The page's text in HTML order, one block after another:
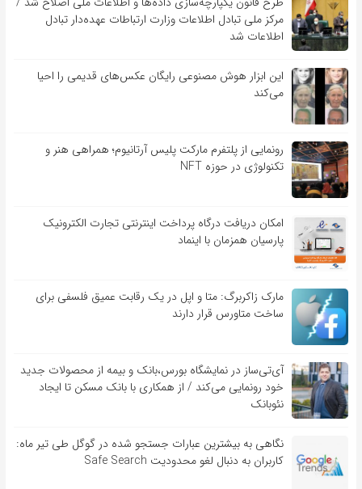
مرکز ملی تبادل اطلاعات وزارت ارتباطات عهده‌دار تبادل
اطلاعات شد
این ابزار هوش مصنوعی رایگان عکس‌های قدیمی را احیا
می‌کند
رونمایی از پلتفرم مارکت پلیس آرتانیوم؛ همراهی هنر و
تکنولوژی در حوزه NFT
امکان دریافت درگاه پرداخت اینترنتی تجارت الکترونیک
پارسیان همزمان با اینماد
مارک زاکربرگ: متا و اپل در یک رقابت عمیق فلسفی برای
ساخت متاورس قرار دارند
آی‌تی‌ساز در نمایشگاه بورس،بانک و بیمه از محصولات جدید
خود رونمایی می‌کند / از همکاری با بانک مسکن تا ایجاد
نئوبانک
نگاهی به بیشترین عبارات جستجو شده در گوگل طی تیر ماه:
کاربران به دنبال لغو محدودیت Safe Search